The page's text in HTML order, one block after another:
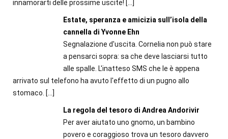
innamorarti delle prossime uscite! […]
Estate, speranza e amicizia sull’isola della
cannella di Yvonne Ehn
Segnalazione d'uscita. Cornelia non può stare
a pensarci sopra: sa che deve lasciarsi tutto
alle spalle. L'inatteso SMS che le è appena
arrivato sul telefono ha avuto l'effetto di un pugno allo
stomaco. […]
La regola del tesoro di Andrea Andorivir
Per aver aiutato uno gnomo, un bambino
povero e coraggioso trova un tesoro davvero